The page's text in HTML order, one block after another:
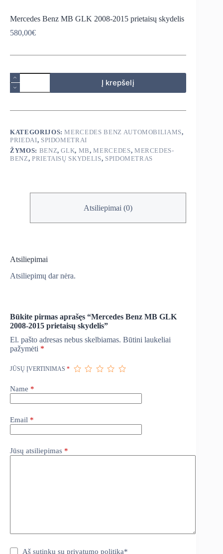
Mercedes Benz MB GLK 2008-2015 prietaisų skydelis
580,00€
produkto
kiekis:
Mercedes
MB
2015
prietaisų
skydelis
Į krepšelį
KATEGORIJOS:MERCEDES BENZ AUTOMOBILIAMS,
PRIEDAI, SPIDOMETRAI
ŽYMOS: BENZ,GLK, MB,MERCEDES, MERCEDES-
BENZ, PRIETAISŲ SKYDELIS, SPIDOMETRAS
Atsiliepimai (0)
Atsiliepimai
Atsiliepimų dar nėra.
Būkite pirmas aprašęs “Mercedes Benz MB GLK
2008-2015 prietaisų skydelis”
El. pašto adresas nebus skelbiamas. Būtini laukeliai
pažymėti *
JŪSŲ ĮVERTINIMAS *
Name *
Email *
Jūsų atsiliepimas *
Aš sutinku suprivatumo politika*